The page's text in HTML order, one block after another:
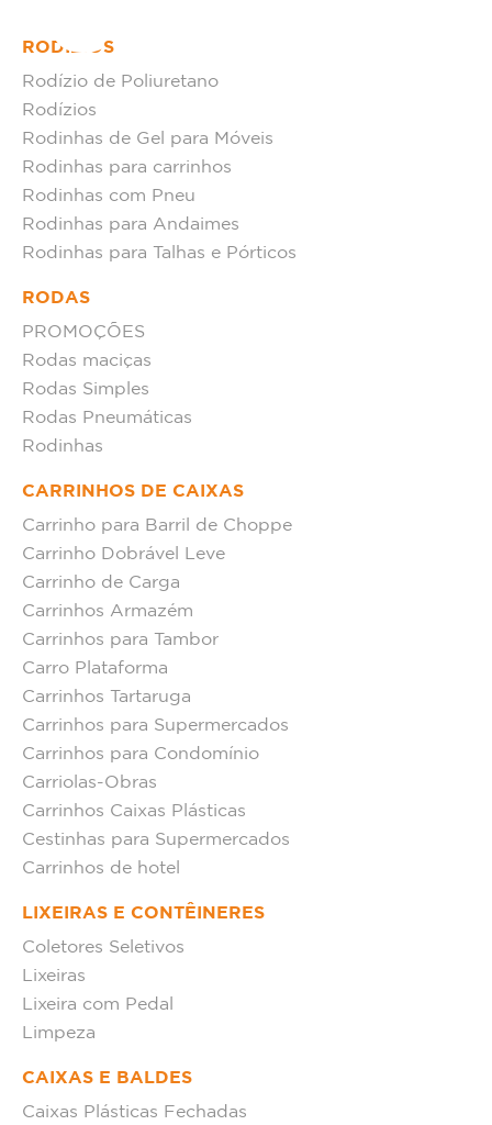
RODÍZIOS
Rodízio de Poliuretano
Rodízios
Rodinhas de Gel para Móveis
Rodinhas para carrinhos
Rodinhas com Pneu
Rodinhas para Andaimes
Rodinhas para Talhas e Pórticos
RODAS
PROMOÇÕES
Rodas maciças
Rodas Simples
Rodas Pneumáticas
Rodinhas
CARRINHOS DE CAIXAS
Carrinho para Barril de Choppe
Carrinho Dobrável Leve
Carrinho de Carga
Carrinhos Armazém
Carrinhos para Tambor
Carro Plataforma
Carrinhos Tartaruga
Carrinhos para Supermercados
Carrinhos para Condomínio
Carriolas-Obras
Carrinhos Caixas Plásticas
Cestinhas para Supermercados
Carrinhos de hotel
LIXEIRAS E CONTÊINERES
Coletores Seletivos
Lixeiras
Lixeira com Pedal
Limpeza
CAIXAS E BALDES
Caixas Plásticas Fechadas